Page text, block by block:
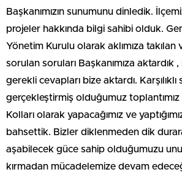
Başkanımızın sunumunu dinledik.
projeler hakkında bilgi sahibi olduk.
Yönetim Kurulu olarak aklımıza takılan
sorulan soruları Başkanımıza aktardık ,
gerekli cevapları bize aktardı.
gerçekleştirmiş olduğumuz
Kolları olarak yapacağımız ve
bahsettik. Bizler diklenmeden dik
aşabilecek güce sahip olduğumuzu
kırmadan mücadelemize devam